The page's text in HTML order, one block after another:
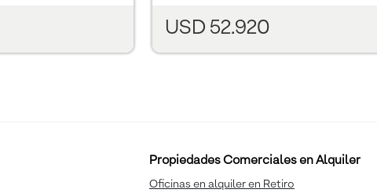
USD 52.920
Propiedades Comerciales en Alquiler
Oficinas en alquiler en Retiro